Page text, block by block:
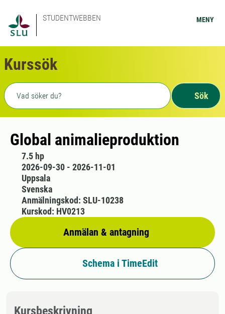
STUDENTWEBBEN MENY
Kurssök
Fritext sökning
Sök
Global animalieproduktion
7.5 hp
2026-09-30 - 2026-11-01
Uppsala
Svenska
Anmälan & antagning
Anmälningskod: SLU-10238
Kurskod: HV0213
Schema i TimeEdit
Kursbeskrivning